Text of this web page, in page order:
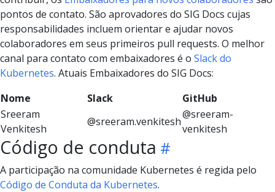
pontos de contato. São aprovadores do SIG Docs cujas
responsabilidades incluem orientar e ajudar novos
colaboradores em seus primeiros pull requests. O melhor
canal para contato com embaixadores é o Slack do
Kubernetes. Atuais Embaixadores do SIG Docs:
Nome
Slack
GitHub
Sreeram
Venkitesh
@sreeram.venkitesh
@sreeram-
venkitesh
Código de conduta
A participação na comunidade Kubernetes é regida pelo
Código de Conduta da Kubernetes.